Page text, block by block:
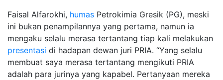
Faisal Alfarokhi, humas Petrokimia Gresik (PG), meski
ini bukan penampilannya yang pertama, namun ia
mengaku selalu merasa tertantang tiap kali melakukan
presentasi di hadapan dewan juri PRIA. “Yang selalu
membuat saya merasa tertantang mengikuti PRIA
adalah para jurinya yang kapabel. Pertanyaan mereka